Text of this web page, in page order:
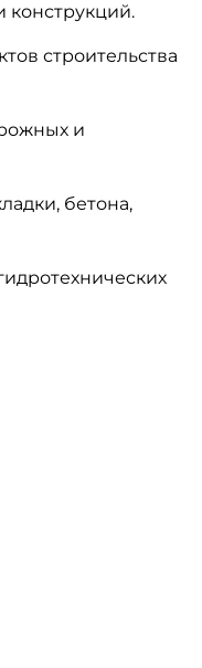
конструкций.
строительства
и
бетона,